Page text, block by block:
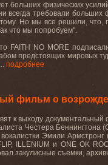
больших физических
всегда требовали
Но мы все решили,
что мы попробуем".
NO MORE
предстоящих мировых
подробнее
фильм о
к выходу
Честера
вокалистки Эмили
ILLENIUM и ONE OK
закулисные съемки,